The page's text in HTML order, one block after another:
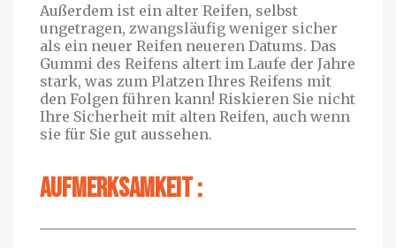
Außerdem ist ein alter Reifen, selbst
ungetragen, zwangsläufig weniger sicher
als ein neuer Reifen neueren Datums. Das
Gummi des Reifens altert im Laufe der Jahre
stark, was zum Platzen Ihres Reifens mit
den Folgen führen kann! Riskieren Sie nicht
Ihre Sicherheit mit alten Reifen, auch wenn
sie für Sie gut aussehen.
Aufmerksamkeit :